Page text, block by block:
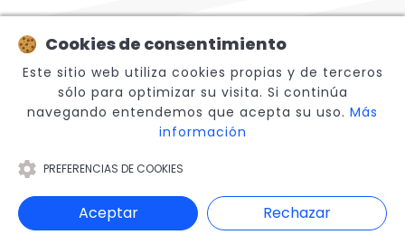
© 2026 Sabino Arana Fundazioa
Aviso legal
Canal Interno de Información
Cookies de consentimiento
Este sitio web utiliza cookies propias y de terceros
sólo para optimizar su visita. Si continúa
navegando entendemos que acepta su uso. Más
información
PREFERENCIAS DE COOKIES
Aceptar Rechazar